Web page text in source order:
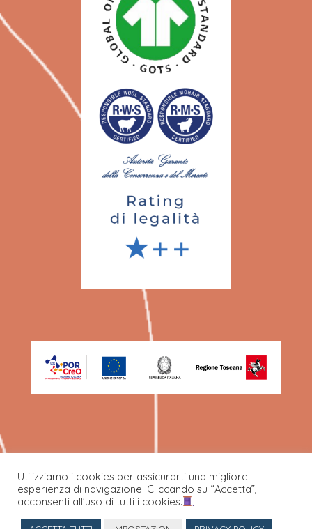
©Ecafil Best SPA 2022.
Utilizziamo i cookies per assicurarti una migliore
esperienza di navigazione. Cliccando su “Accetta”,
acconsenti all'uso di tutti i cookies.